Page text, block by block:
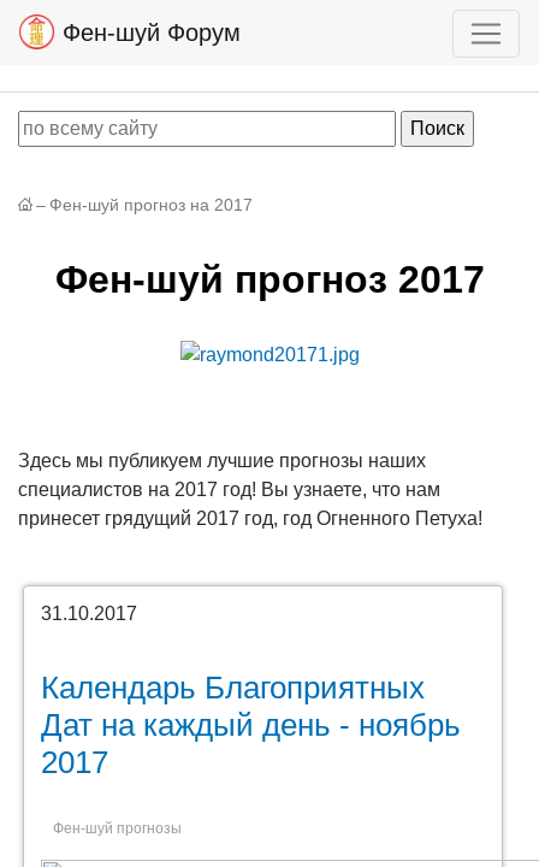
Фен-шуй Форум
– Фен-шуй прогноз на 2017
Фен-шуй прогноз 2017
Здесь мы публикуем лучшие прогнозы наших
специалистов на 2017 год! Вы узнаете, что нам
принесет грядущий 2017 год, год Огненного Петуха!
31.10.2017
Календарь Благоприятных
Дат на каждый день - ноябрь
2017
Фен-шуй прогнозы